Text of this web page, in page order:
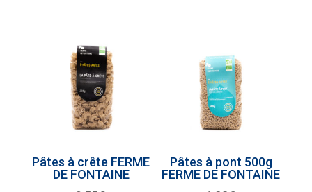
Pâtes à crête FERME
DE FONTAINE
Pâtes à pont 500g
FERME DE FONTAINE